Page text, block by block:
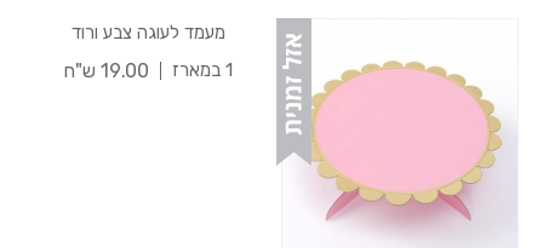
מעמד לעוגה צבע ורוד
1 במארז
19.00 ש"ח